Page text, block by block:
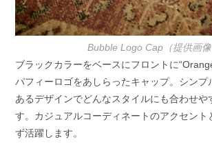
Bubble Logo Cap（提供画像
ブラックカラーをベースにフロントに
パフィーロゴをあしらったキャップ。シンプ
あるデザインでどんなスタイルにも合わせや
す。カジュアルコーディネートのアクセント
ず活躍します。